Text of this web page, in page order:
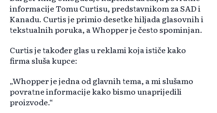
informacije Tomu Curtisu, predstavnikom za SAD i
Kanadu. Curtis je primio desetke hiljada glasovnih i
tekstualnih poruka, a Whopper je često spominjan.
Curtis je također glas u reklami koja ističe kako
firma sluša kupce:
„Whopper je jedna od glavnih tema, a mi slušamo
povratne informacije kako bismo unaprijedili
proizvode.“